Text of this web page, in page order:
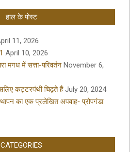
हाल के पोस्ट
11, 2026
April 10, 2026
मगध में सत्ता-परिवर्तन November 6,
कट्टरपंथी चिढ़ते हैं July 20, 2024
का एक प्रलेखित अपवाह- प्रोपगंडा
CATEGORIES